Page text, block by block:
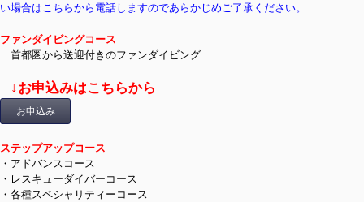
い場合はこちらから電話しますのであらかじめご了承ください。
ファンダイビングコース
首都圏から送迎付きのファンダイビング
↓お申込みはこちらから
お申込み
ステップアップコース
・アドバンスコース
・レスキューダイバーコース
・各種スペシャリティーコース